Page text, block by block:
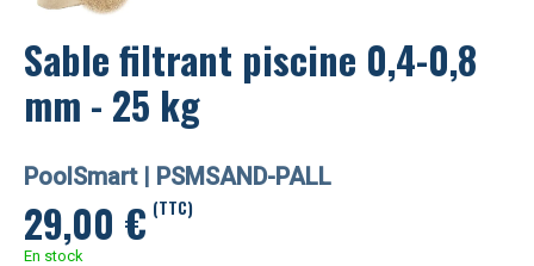
Sable filtrant piscine 0,4-0,8
mm - 25 kg
PoolSmart | PSMSAND-PALL
29,00 € (TTC)
En stock